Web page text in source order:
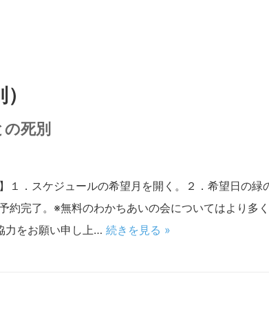
死別
．スケジュールの希望月を開く。２．希望日の緑
約完了。※無料のわかちあいの会についてはより多
力をお願い申し上… 続きを見る »